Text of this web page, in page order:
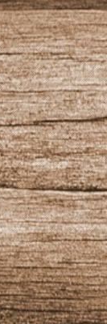
so wichtig ist –